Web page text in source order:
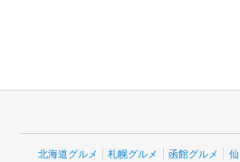
北海道グルメ 札幌グルメ 函館グルメ